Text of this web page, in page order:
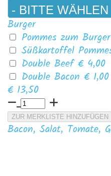
Burger
Pommes zum Burger
Süßkartoffel
Double Beef€ 4,00
Double Bacon € 1,00
€ 13,50
ZUR MERKLISTE HINZUFÜGEN
Bacon, Salat, Tomate,